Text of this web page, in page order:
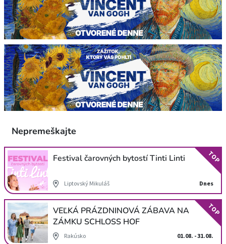
Nepremeškajte
Festival čarovných bytostí Tinti Linti
Liptovský Mikuláš Dnes
TOP
VEĽKÁ PRÁZDNINOVÁ ZÁBAVA NA
ZÁMKU SCHLOSS HOF
Rakúsko 01.08. - 31.08.
TOP